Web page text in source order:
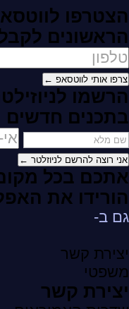
הצטרפו
הראשונים
צרפו אותי לווטסאפ ←
הרשמו
בתכנים חדשים
אני רוצה להרשם לניוזלטר ←
אתכם בכל
הורידו את
גם ב-
יצירת קשר
משפטי
יצירת קשר